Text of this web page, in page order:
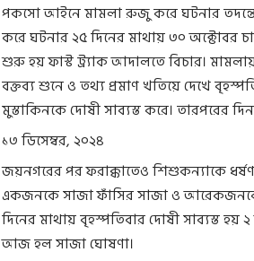
পকসো আইনে মামলা রুজু করে ঘটনার
করে ঘটনার ২৫ দিনের মাথায় ৩০ অক্টোবর
শুরু হয় ফাস্ট ট্র্যাক আদালতে বিচার।
বক্তব্য শুনে ও তথ্য প্রমাণ খতিয়ে দেখে
মুস্তাকিনকে দোষী সাব্যস্ত করে। তারপরের
১৩ ডিসেম্বর, ২০২৪
জয়নগরের পর ফরাক্কাতেও শিশুকন্যাকে
একজনকে সাজা ফাঁসির সাজা ও
দিনের মাথায় বৃহস্পতিবার দোষী সাব্যস্ত
আজ হল সাজা ঘোষণা।